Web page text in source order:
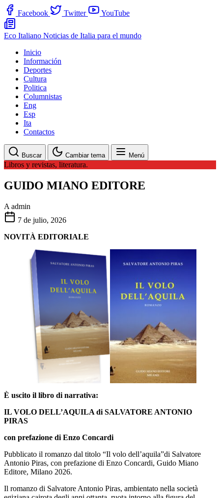
Facebook Twitter YouTube
Eco Italiano Noticias de Italia para el mundo
Inicio
Información
Deportes
Cultura
Politica
Columnistas
Eng
Esp
Ita
Contactos
Buscar Cambiar tema Menú
Libros y revistas, literatura.
GUIDO MIANO EDITORE
A admin
7 de julio, 2026
NOVITÀ EDITORIALE
È uscito il libro di narrativa:
IL VOLO DELL’AQUILA di SALVATORE ANTONIO
PIRAS
con prefazione di Enzo Concardi
Pubblicato il romanzo dal titolo “Il volo dell’aquila”di Salvatore
Antonio Piras, con prefazione di Enzo Concardi, Guido Miano
Editore, Milano 2026.
Il romanzo di Salvatore Antonio Piras, ambientato nella società